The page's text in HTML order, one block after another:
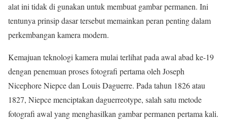
alat ini tidak di gunakan untuk membuat gambar permanen. Ini
tentunya prinsip dasar tersebut memainkan peran penting dalam
perkembangan kamera modern.
Kemajuan teknologi kamera mulai terlihat pada awal abad ke-19
dengan penemuan proses fotografi pertama oleh Joseph
Nicephore Niepce dan Louis Daguerre. Pada tahun 1826 atau
1827, Niepce menciptakan daguerreotype, salah satu metode
fotografi awal yang menghasilkan gambar permanen pertama kali.